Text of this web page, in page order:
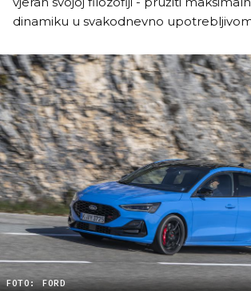
dinamiku u svakodnevno
FOTO: FORD